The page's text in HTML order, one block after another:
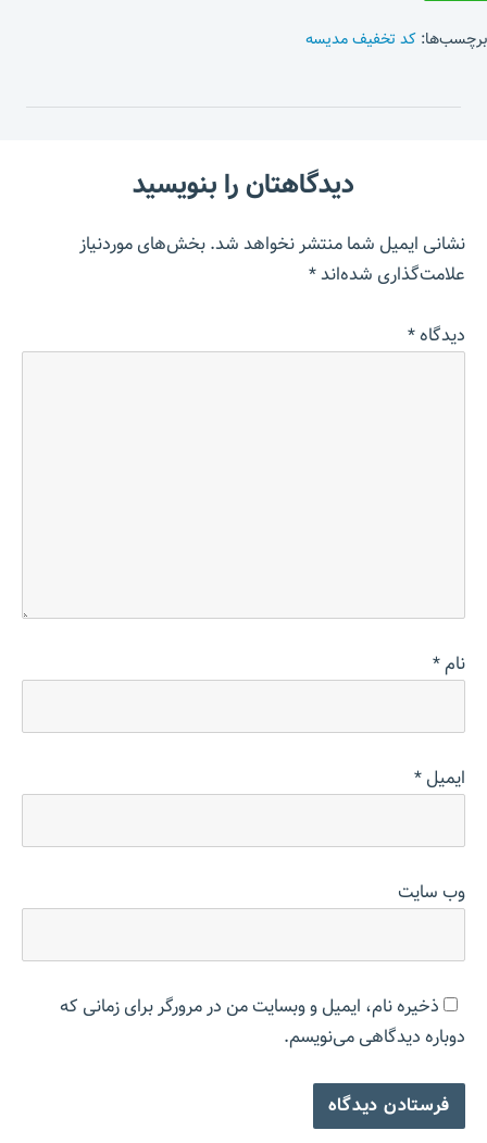
برچسب‌ها: کد تخفیف مدیسه
دیدگاهتان را بنویسید
نشانی ایمیل شما منتشر نخواهد شد.بخش‌های موردنیاز
علامت‌گذاری شده‌اند*
دیدگاه*
نام*
ایمیل*
وب‌ سایت
ذخیره نام، ایمیل و وبسایت من در مرورگر برای زمانی که
دوباره دیدگاهی می‌نویسم.